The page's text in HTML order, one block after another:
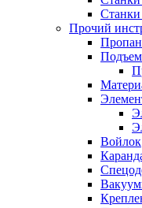
Станки
Прочий
Войлок